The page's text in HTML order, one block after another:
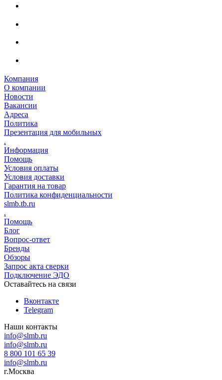
Компания
О компании
Новости
Вакансии
Адреса
Политика
Презентация для мобильных
.
Информация
Помощь
Условия оплаты
Условия доставки
Гарантия на товар
Политика конфиденциальности
slmb.tb.ru
.
Помощь
Блог
Вопрос-ответ
Бренды
Обзоры
Запрос акта сверки
Подключение ЭДО
Оставайтесь на связи
Вконтакте
Telegram
Наши контакты
info@slmb.ru
info@slmb.ru
8 800 101 65 39
info@slmb.ru
г.Москва